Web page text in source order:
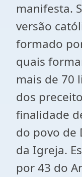
manifesta.
versão
formado
quais
mais de 70
dos
finalidade
do povo de
da Igreja.
por 43 do